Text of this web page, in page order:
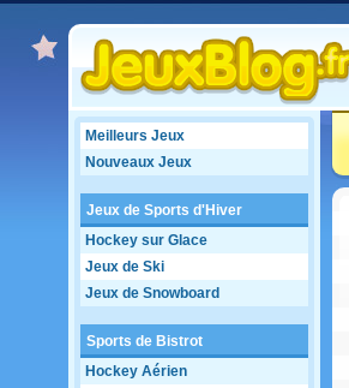
Meilleurs Jeux
Nouveaux Jeux
Jeux de Sports d'Hiver
Hockey sur Glace
Jeux de Ski
Jeux de Snowboard
Sports de Bistrot
Hockey Aérien